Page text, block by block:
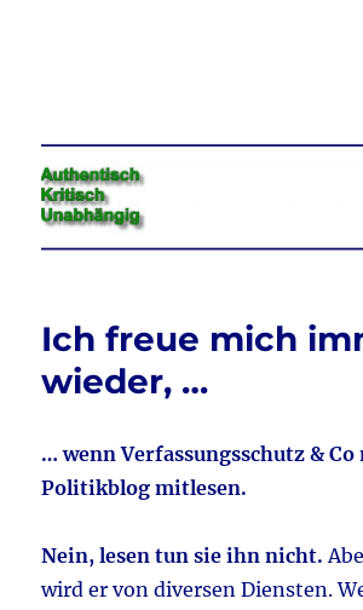
Jeder hat das Recht,
Meinung in Wort,
frei zu äußern und zu
Ich freue mich
wieder, …
… wenn Verfassungsschutz & Co
Politikblog mitlesen.
Nein, lesen tun sie ihn nicht.
wird er von diversen Diensten.